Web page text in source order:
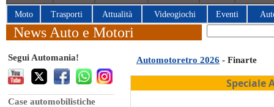
Moto Trasporti Attualità Videogiochi Eventi
News Auto e Motori
Segui Automania!
Case automobilistiche
Automotoretro 2026 - Finarte
Speciale